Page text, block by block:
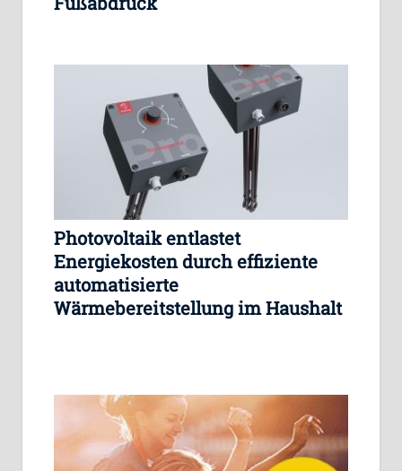
Photovoltaik entlastet
Energiekosten durch effiziente
automatisierte
Wärmebereitstellung im Haushalt